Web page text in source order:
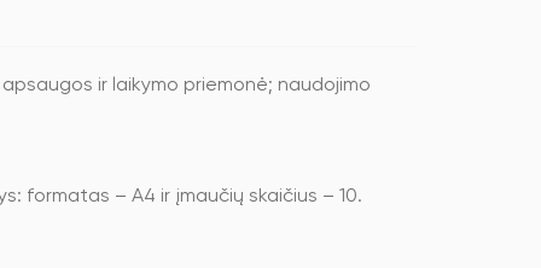
ir laikymo priemonė; naudojimo
formatas – A4 ir įmaučių skaičius – 10.